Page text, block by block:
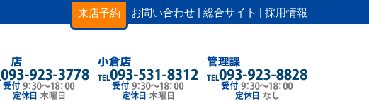
来店予約 お問い合わせ | 総合サイト | 採用情報